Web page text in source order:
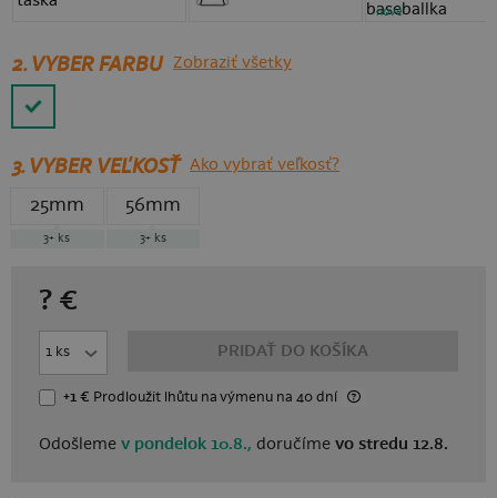
nové
2. VYBER FARBU Zobraziť všetky
3.VYBER VEĽKOSŤ Ako vybrať veľkosť?
25mm
3+ ks
56mm
3+ ks
? €
PRIDAŤ DO KOŠÍKA
+1 € Prodloužit lhůtuna výmenu na 40 dní
Odošlemev pondelok 10.8., doručímevo stredu 12.8.